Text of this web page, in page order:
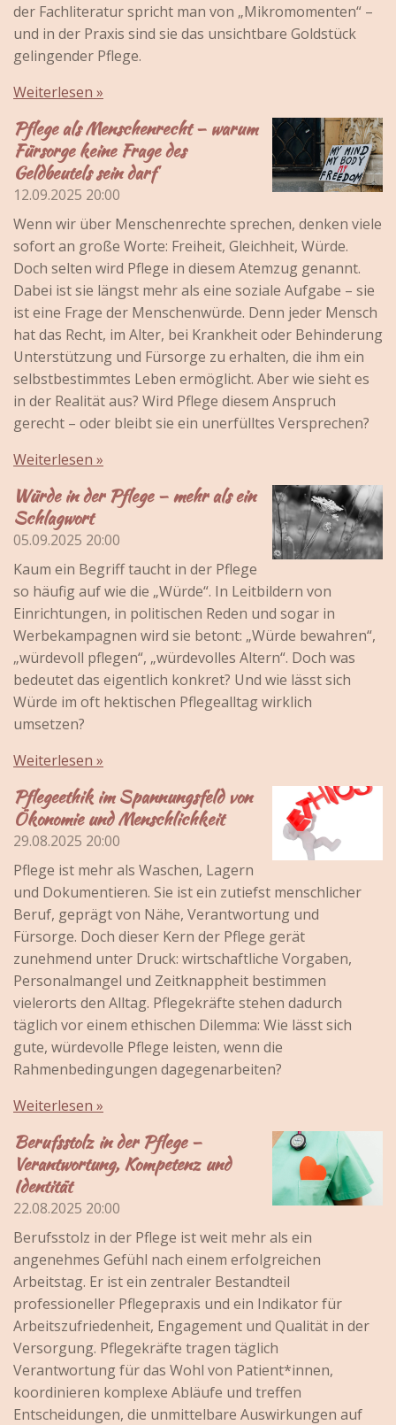
der Fachliteratur spricht man von „Mikromomenten“ –
und in der Praxis sind sie das unsichtbare Goldstück
gelingender Pflege.
Weiterlesen »
Pflege als Menschenrecht – warum
Fürsorge keine Frage des
Geldbeutels sein darf
12.09.2025 20:00
Wenn wir über Menschenrechte sprechen, denken viele
sofort an große Worte: Freiheit, Gleichheit, Würde.
Doch selten wird Pflege in diesem Atemzug genannt.
Dabei ist sie längst mehr als eine soziale Aufgabe – sie
ist eine Frage der Menschenwürde. Denn jeder Mensch
hat das Recht, im Alter, bei Krankheit oder Behinderung
Unterstützung und Fürsorge zu erhalten, die ihm ein
selbstbestimmtes Leben ermöglicht. Aber wie sieht es
in der Realität aus? Wird Pflege diesem Anspruch
gerecht – oder bleibt sie ein unerfülltes Versprechen?
Weiterlesen »
Würde in der Pflege – mehr als ein
Schlagwort
05.09.2025 20:00
Kaum ein Begriff taucht in der Pflege
so häufig auf wie die „Würde“. In Leitbildern von
Einrichtungen, in politischen Reden und sogar in
Werbekampagnen wird sie betont: „Würde bewahren“,
„würdevoll pflegen“, „würdevolles Altern“. Doch was
bedeutet das eigentlich konkret? Und wie lässt sich
Würde im oft hektischen Pflegealltag wirklich
umsetzen?
Weiterlesen »
Pflegeethik im Spannungsfeld von
Ökonomie und Menschlichkeit
29.08.2025 20:00
Pflege ist mehr als Waschen, Lagern
und Dokumentieren. Sie ist ein zutiefst menschlicher
Beruf, geprägt von Nähe, Verantwortung und
Fürsorge. Doch dieser Kern der Pflege gerät
zunehmend unter Druck: wirtschaftliche Vorgaben,
Personalmangel und Zeitknappheit bestimmen
vielerorts den Alltag. Pflegekräfte stehen dadurch
täglich vor einem ethischen Dilemma: Wie lässt sich
gute, würdevolle Pflege leisten, wenn die
Rahmenbedingungen dagegenarbeiten?
Weiterlesen »
Berufsstolz in der Pflege –
Verantwortung, Kompetenz und
Identität
22.08.2025 20:00
Berufsstolz in der Pflege ist weit mehr als ein
angenehmes Gefühl nach einem erfolgreichen
Arbeitstag. Er ist ein zentraler Bestandteil
professioneller Pflegepraxis und ein Indikator für
Arbeitszufriedenheit, Engagement und Qualität in der
Versorgung. Pflegekräfte tragen täglich
Verantwortung für das Wohl von Patient*innen,
koordinieren komplexe Abläufe und treffen
Entscheidungen, die unmittelbare Auswirkungen auf